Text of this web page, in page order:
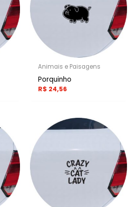
Animais e Paisagens
Porquinho
R$ 24,56